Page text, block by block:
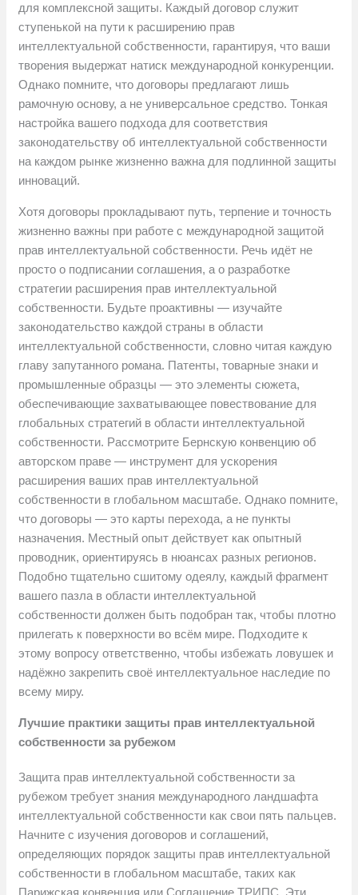
для комплексной защиты. Каждый договор служит
ступенькой на пути к расширению прав
интеллектуальной собственности, гарантируя, что ваши
творения выдержат натиск международной конкуренции.
Однако помните, что договоры предлагают лишь
рамочную основу, а не универсальное средство. Тонкая
настройка вашего подхода для соответствия
законодательству об интеллектуальной собственности
на каждом рынке жизненно важна для подлинной защиты
инноваций.
Хотя договоры прокладывают путь, терпение и точность
жизненно важны при работе с международной защитой
прав интеллектуальной собственности. Речь идёт не
просто о подписании соглашения, а о разработке
стратегии расширения прав интеллектуальной
собственности. Будьте проактивны — изучайте
законодательство каждой страны в области
интеллектуальной собственности, словно читая каждую
главу запутанного романа. Патенты, товарные знаки и
промышленные образцы — это элементы сюжета,
обеспечивающие захватывающее повествование для
глобальных стратегий в области интеллектуальной
собственности. Рассмотрите Бернскую конвенцию об
авторском праве — инструмент для ускорения
расширения ваших прав интеллектуальной
собственности в глобальном масштабе. Однако помните,
что договоры — это карты перехода, а не пункты
назначения. Местный опыт действует как опытный
проводник, ориентируясь в нюансах разных регионов.
Подобно тщательно сшитому одеялу, каждый фрагмент
вашего пазла в области интеллектуальной
собственности должен быть подобран так, чтобы плотно
прилегать к поверхности во всём мире. Подходите к
этому вопросу ответственно, чтобы избежать ловушек и
надёжно закрепить своё интеллектуальное наследие по
всему миру.
Лучшие практики защиты прав интеллектуальной
собственности за рубежом
Защита прав интеллектуальной собственности за
рубежом требует знания международного ландшафта
интеллектуальной собственности как свои пять пальцев.
Начните с изучения договоров и соглашений,
определяющих порядок защиты прав интеллектуальной
собственности в глобальном масштабе, таких как